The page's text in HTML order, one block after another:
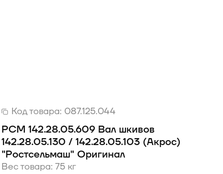
Код товара: 087.125.044
РСМ 142.28.05.609 Вал шкивов
142.28.05.130 / 142.28.05.103 (Акрос)
"Ростсельмаш" Оригинал
Вес товара: 75 кг